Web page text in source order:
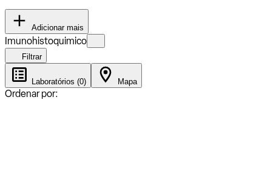
Adicionar mais
Imunohistoquimico
Filtrar
Laboratórios (0) Mapa
Ordenar por: